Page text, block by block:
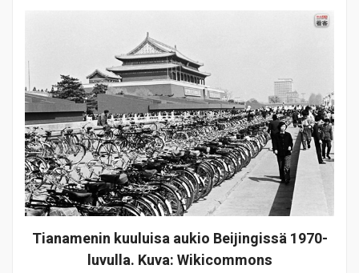
Tianamenin kuuluisa aukio Beijingissä 1970-
luvulla. Kuva: Wikicommons